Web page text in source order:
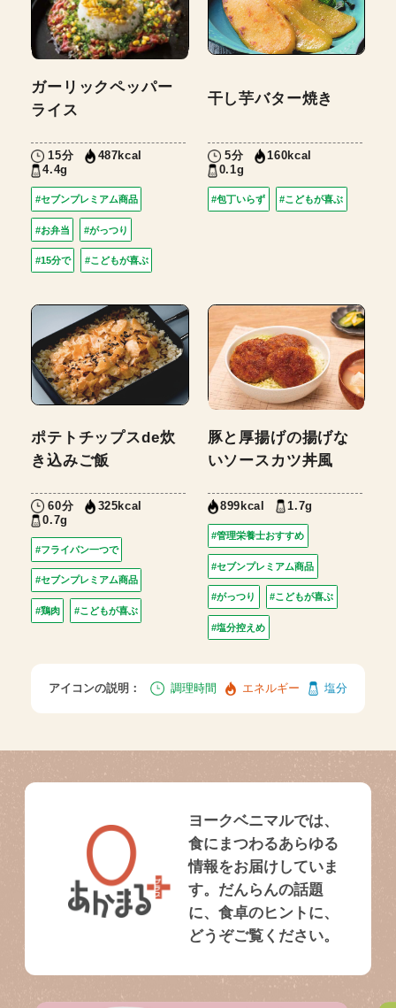
ガーリックペッパー
ライス
15分
487kcal
4.4g
#セブンプレミアム商品
#お弁当 #がっつり
#15分で #こどもが喜ぶ
干し芋バター焼き
5分
160kcal
0.1g
#包丁いらず #こどもが喜ぶ
ポテトチップスde炊
き込みご飯
60分
325kcal
0.7g
#フライパン一つで
#セブンプレミアム商品
#鶏肉 #こどもが喜ぶ
豚と厚揚げの揚げな
いソースカツ丼風
899kcal 1.7g
#管理栄養士おすすめ
#セブンプレミアム商品
#がっつり #こどもが喜ぶ
#塩分控えめ
アイコンの説明： 調理時間 エネルギー 塩分
ヨークベニマルでは、
食にまつわるあらゆる
情報をお届けしていま
す。だんらんの話題
に、食卓のヒントに、
どうぞご覧ください。